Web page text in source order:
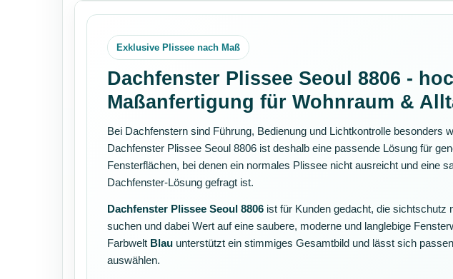
Exklusive Plissee nach Maß
Dachfenster Plissee Seoul 8806 -
Maßanfertigung für Wohnraum &
Bei Dachfenstern sind Führung, Bedienung und Lichtkontrolle besonders
Dachfenster Plissee Seoul 8806 ist deshalb eine passende Lösung für
Fensterflächen, bei denen ein normales Plissee nicht ausreicht und eine
Dachfenster-Lösung gefragt ist.
Dachfenster Plissee Seoul 8806 ist für Kunden gedacht, die sichtschutz
suchen und dabei Wert auf eine saubere, moderne und langlebige
Farbwelt Blau unterstützt ein stimmiges Gesamtbild und lässt sich
auswählen.